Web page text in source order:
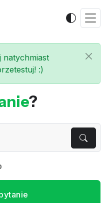
natychmiast
:)
?